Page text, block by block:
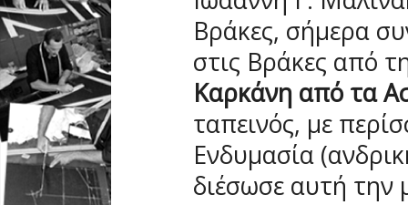
Βράκες, σήμερα
στις Βράκες από
Καρκάνη από τα
ταπεινός, με
Ενδυμασία
διέσωσε αυτή την